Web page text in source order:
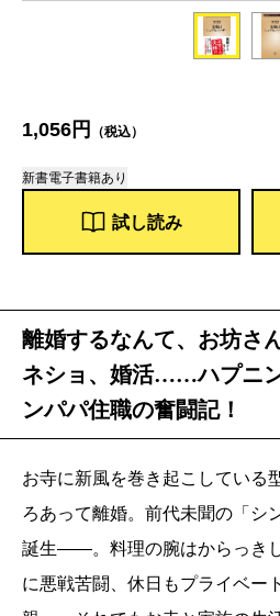
1,056円 （税込）
新書電子書籍あり
試し読み
離婚するなんて、お坊
ネショ、婚活……ハプニ
ンパパ住職の奮闘記！
お寺に新風を巻き起こしている
ろあって離婚。前代未聞の「シ
誕生――。料理の腕はからっき
に悪戦苦闘、休日もプライベー